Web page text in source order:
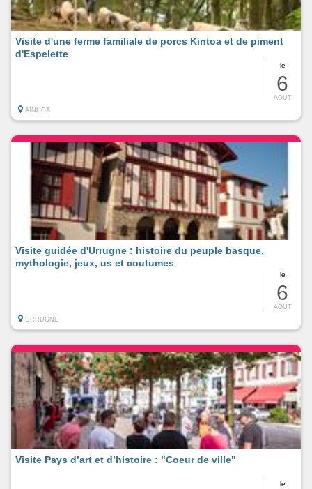
le
6
AOUT
Visite d'une ferme familiale de porcs Kintoa et de piment
d'Espelette
AINHOA
le
6
AOUT
Visite guidée d'Urrugne : histoire du peuple basque,
mythologie, jeux, us et coutumes
URRUGNE
le
Visite Pays d’art et d’histoire : "Coeur de ville"